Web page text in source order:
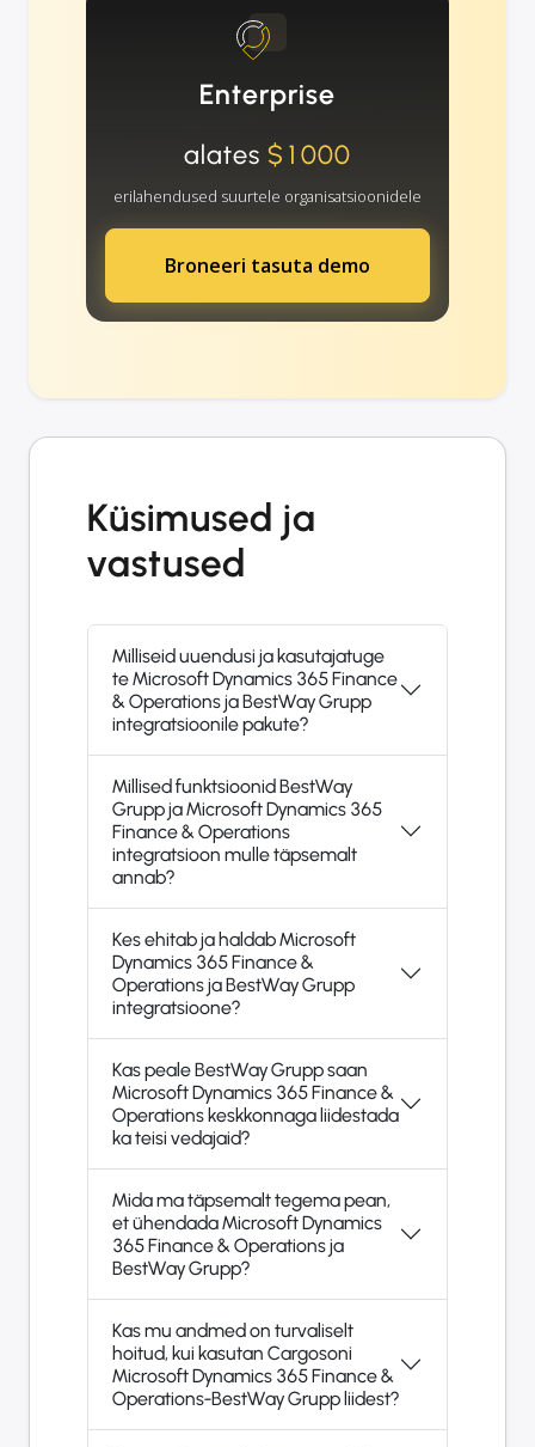
Enterprise
alates $1000
erilahendused suurtele organisatsioonidele
Broneeri tasuta demo
Küsimused ja
vastused
Milliseid uuendusi ja kasutajatuge
te Microsoft Dynamics 365 Finance
& Operations ja BestWay Grupp
integratsioonile pakute?
Millised funktsioonid BestWay
Grupp ja Microsoft Dynamics 365
Finance & Operations
integratsioon mulle täpsemalt
annab?
Kes ehitab ja haldab Microsoft
Dynamics 365 Finance &
Operations ja BestWay Grupp
integratsioone?
Kas peale BestWay Grupp saan
Microsoft Dynamics 365 Finance &
Operations keskkonnaga liidestada
ka teisi vedajaid?
Mida ma täpsemalt tegema pean,
et ühendada Microsoft Dynamics
365 Finance & Operations ja
BestWay Grupp?
Kas mu andmed on turvaliselt
hoitud, kui kasutan Cargosoni
Microsoft Dynamics 365 Finance &
Operations-BestWay Grupp liidest?